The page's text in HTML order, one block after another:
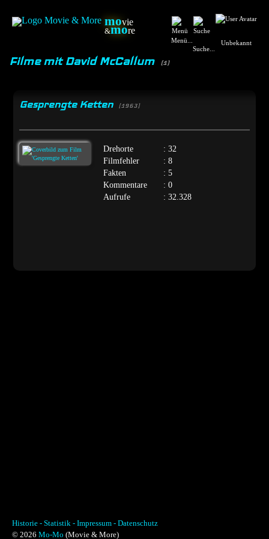
movie
&more
Menü...
Suche...
Unbekannt
Filme mit David McCallum (1)
Gesprengte Ketten [1963]
Drehorte
: 32
Filmfehler
: 8
Fakten
: 5
Kommentare
: 0
Aufrufe
: 32.328
Historie - Statistik - Impressum - Datenschutz
© 2026 Mo-Mo (Movie & More)